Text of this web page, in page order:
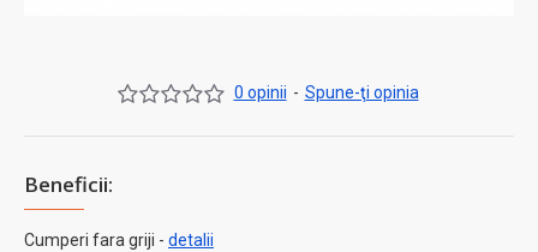
Beneficii:
Cumperi fara griji - detalii
0 opinii - Spune-ţi opinia